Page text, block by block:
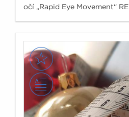
očí „Rapid Eye Movement“
nenarušitelnost spánku.